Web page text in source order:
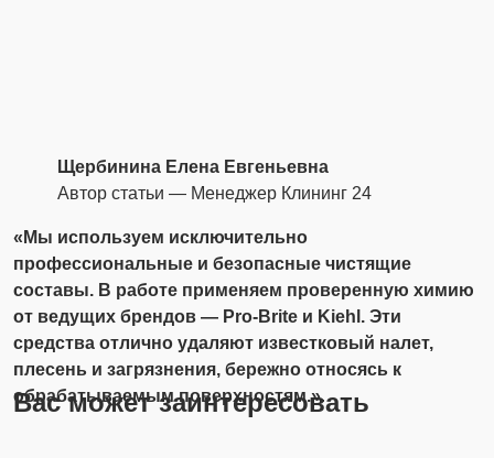
Щербинина Елена Евгеньевна
Автор статьи — Менеджер Клининг 24
«Мы используем исключительно
профессиональные и безопасные чистящие
составы. В работе применяем проверенную химию
от ведущих брендов — Pro-Brite и Kiehl. Эти
средства отлично удаляют известковый налет,
плесень и загрязнения, бережно относясь к
обрабатываемым поверхностям.».
Вас может заинтересовать